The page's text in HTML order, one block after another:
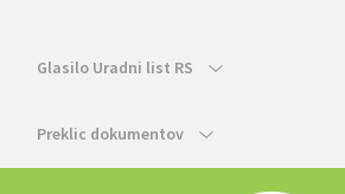
Glasilo Uradni list RS
Preklic dokumentov